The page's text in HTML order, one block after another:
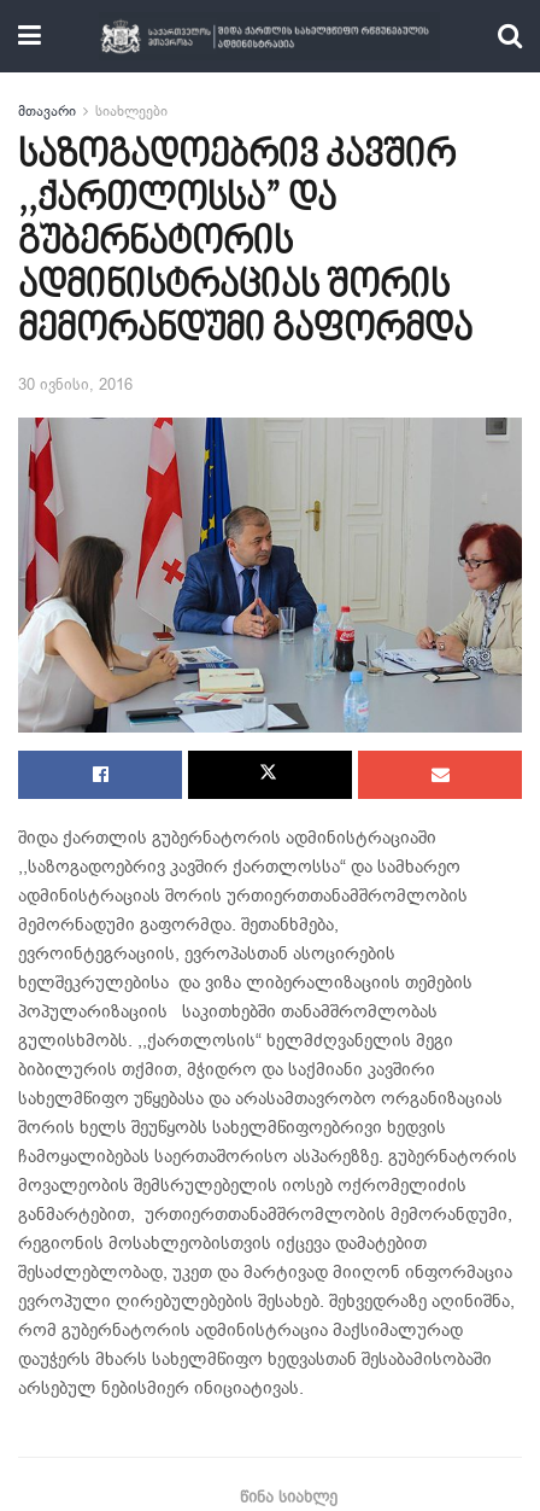
მთავარი სიახლეები
საზოგადოებრივ კავშირ
,,ქართლოსსა” და
გუბერნატორის
ადმინისტრაციას შორის
მემორანდუმი გაფორმდა
30 ივნისი, 2016
შიდა ქართლის გუბერნატორის ადმინისტრაციაში
,,საზოგადოებრივ კავშირ ქართლოსსა“ და სამხარეო
ადმინისტრაციას შორის ურთიერთთანამშრომლობის
მემორნადუმი გაფორმდა. შეთანხმება,
ევროინტეგრაციის, ევროპასთან ასოცირების
ხელშეკრულებისა და ვიზა ლიბერალიზაციის თემების
პოპულარიზაციის საკითხებში თანამშრომლობას
გულისხმობს. ,,ქართლოსის“ ხელმძღვანელის მეგი
ბიბილურის თქმით, მჭიდრო და საქმიანი კავშირი
სახელმწიფო უწყებასა და არასამთავრობო ორგანიზაციას
შორის ხელს შეუწყობს სახელმწიფოებრივი ხედვის
ჩამოყალიბებას საერთაშორისო ასპარეზზე. გუბერნატორის
მოვალეობის შემსრულებელის იოსებ ოქრომელიძის
განმარტებით, ურთიერთთანამშრომლობის მემორანდუმი,
რეგიონის მოსახლეობისთვის იქცევა დამატებით
შესაძლებლობად, უკეთ და მარტივად მიიღონ ინფორმაცია
ევროპული ღირებულებების შესახებ. შეხვედრაზე აღინიშნა,
რომ გუბერნატორის ადმინისტრაცია მაქსიმალურად
დაუჭერს მხარს სახელმწიფო ხედვასთან შესაბამისობაში
არსებულ ნებისმიერ ინიციატივას.
ᲬᲘᲜᲐ ᲡᲘᲐᲮᲚᲔ